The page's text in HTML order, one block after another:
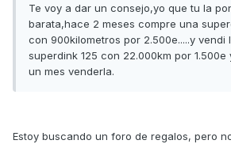
Te voy a dar un consejo,yo que tu la
barata,hace 2 meses compre una
con 900kilometros por 2.500e.....y vendi
superdink 125 con 22.000km por
un mes venderla.
Estoy buscando un foro de regalos, pero